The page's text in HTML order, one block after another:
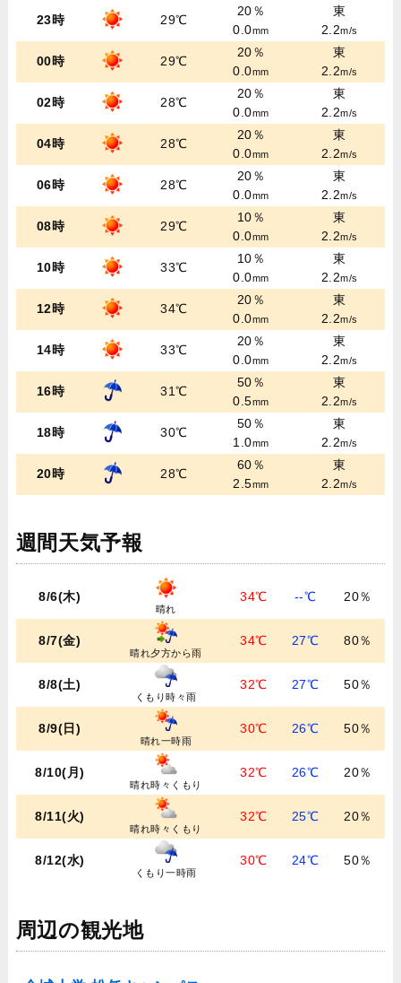
23時 29℃
20％
0.0mm
東
2.2m/s
00時 29℃
20％
0.0mm
東
2.2m/s
02時 28℃
20％
0.0mm
東
2.2m/s
04時 28℃
20％
0.0mm
東
2.2m/s
06時 28℃
20％
0.0mm
東
2.2m/s
08時 29℃
10％
0.0mm
東
2.2m/s
10時 33℃
10％
0.0mm
東
2.2m/s
12時 34℃
20％
0.0mm
東
2.2m/s
14時 33℃
20％
0.0mm
東
2.2m/s
16時 31℃
50％
0.5mm
東
2.2m/s
18時 30℃
50％
1.0mm
東
2.2m/s
20時 28℃
60％
2.5mm
東
2.2m/s
週間天気予報
8/6(木)
晴れ
34℃ --℃ 20％
8/7(金)
晴れ夕方から雨
34℃ 27℃ 80％
8/8(土)
くもり時々雨
32℃ 27℃ 50％
8/9(日)
晴れ一時雨
30℃ 26℃ 50％
8/10(月)
晴れ時々くもり
32℃ 26℃ 20％
8/11(火)
晴れ時々くもり
32℃ 25℃ 20％
8/12(水)
くもり一時雨
30℃ 24℃ 50％
周辺の観光地